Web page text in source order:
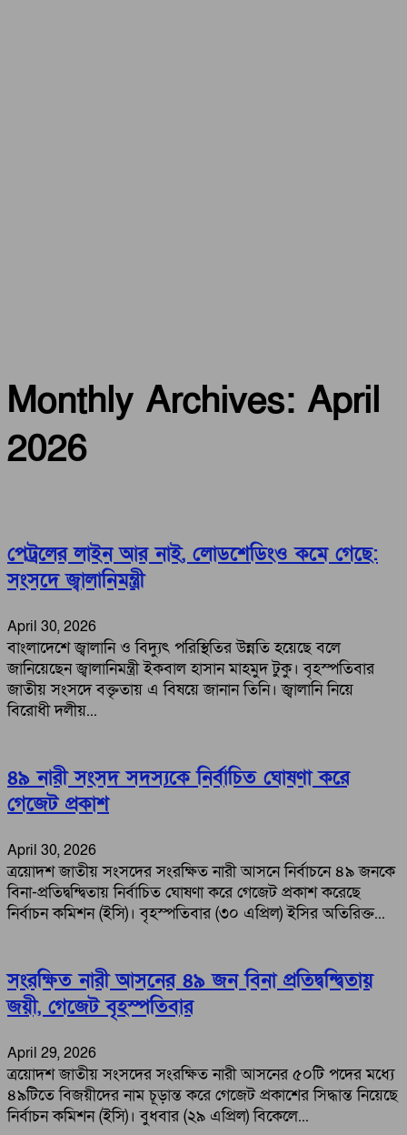
Monthly Archives: April
2026
পেট্রলের লাইন আর নাই, লোডশেডিংও কমে গেছে:
সংসদে জ্বালানিমন্ত্রী
April 30, 2026
বাংলাদেশে জ্বালানি ও বিদ্যুৎ পরিস্থিতির উন্নতি হয়েছে বলে
জানিয়েছেন জ্বালানিমন্ত্রী ইকবাল হাসান মাহমুদ টুকু। বৃহস্পতিবার
জাতীয় সংসদে বক্তৃতায় এ বিষয়ে জানান তিনি। জ্বালানি নিয়ে
বিরোধী দলীয়...
৪৯ নারী সংসদ সদস্যকে নির্বাচিত ঘোষণা করে
গেজেট প্রকাশ
April 30, 2026
ত্রয়োদশ জাতীয় সংসদের সংরক্ষিত নারী আসনে নির্বাচনে ৪৯ জনকে
বিনা-প্রতিদ্বন্দ্বিতায় নির্বাচিত ঘোষণা করে গেজেট প্রকাশ করেছে
নির্বাচন কমিশন (ইসি)। বৃহস্পতিবার (৩০ এপ্রিল) ইসির অতিরিক্ত...
সংরক্ষিত নারী আসনের ৪৯ জন বিনা প্রতিদ্বন্দ্বিতায়
জয়ী, গেজেট বৃহস্পতিবার
April 29, 2026
ত্রয়োদশ জাতীয় সংসদের সংরক্ষিত নারী আসনের ৫০টি পদের মধ্যে
৪৯টিতে বিজয়ীদের নাম চূড়ান্ত করে গেজেট প্রকাশের সিদ্ধান্ত নিয়েছে
নির্বাচন কমিশন (ইসি)। বুধবার (২৯ এপ্রিল) বিকেলে...